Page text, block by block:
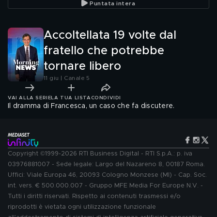
Puntata intera
Accoltellata 19 volte dal
fratello che potrebbe
tornare libero
11 giu | Canale 5
VAI ALLA SERIE LA TUA LISTA CONDIVIDI
Il dramma di Francesca, un caso che fa discutere.
Copyright ©1999-2026 RTI Business Digital - RTI S.p.A.: p. iva
03976881007 - Sede legale: Largo del Nazareno 8, 00187 Roma.
Uffici: Viale Europa 46, 20093 Cologno Monzese (MI) - Cap. Soc.
int. vers. € 500.000.007 - Gruppo MFE Media For Europe N.V. -
Tutti i diritti riservati. Rispetto ai contenuti trasmessi e/o
riprodotti è vietata ogni utilizzazione funzionale